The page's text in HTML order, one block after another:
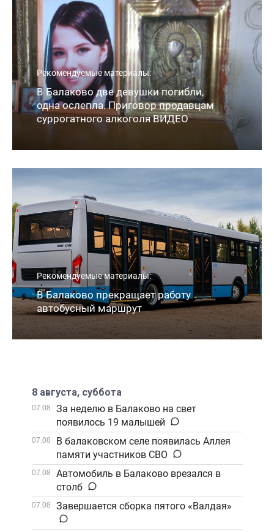
Рекомендуемые материалы:
В Балаково две девушки погибли,
одна ослепла. Приговор продавцам
суррогатного алкоголя ВИДЕО
Рекомендуемые материалы:
В Балаково прекращает работу
автобусный маршрут
8 августа, суббота
07.08
За неделю в Балаково на свет
появилось 19 малышей
07.08
В балаковском селе появилась Аллея
памяти участников СВО
07.08
Автомобиль в Балаково врезался в
столб
07.08 Завершается сборка пятого «Валдая»